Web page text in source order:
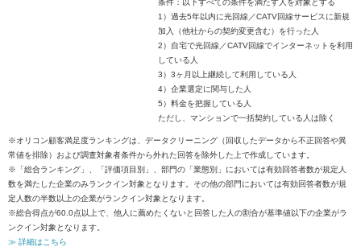
条件：以下すべての条件を満たす人を対象とする
1）過去5年以内に光回線／CATV回線サービスに新規
加入（他社からの契約変更含む）を行った人
2）自宅で光回線／CATV回線でインターネットを利用
している人
3）3ヶ月以上継続して利用している人
4）企業選定に関与した人
5）料金を把握している人
ただし、マンションで一括契約している人は除く
※オリコン顧客満足度ランキングは、データクリーニング（回収したデータから不正回答や異
常値を排除）および調査対象者条件から外れた回答を除外した上で作成しています。
※「総合ランキング」、「評価項目別」、部門の「業態別」においては有効回答者数が規定人
数を満たした企業のみランクイン対象となります。その他の部門においては有効回答者数が規
定人数の半数以上の企業がランクイン対象となります。
※総合得点が60.0点以上で、他人に薦めたくないと回答した人の割合が基準値以下の企業がラ
ンクイン対象となります。
≫ 詳細はこちら